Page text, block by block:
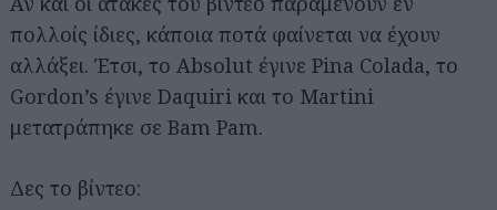
πολλοίς ίδιες, κάποια ποτά φαίνεται να έχουν
αλλάξει. Έτσι, το Αbsolut έγινε Pina Colada, το
Gordon’s έγινε Daquiri και το Martini
μετατράπηκε σε Bam Pam.
Δες το βίντεο: